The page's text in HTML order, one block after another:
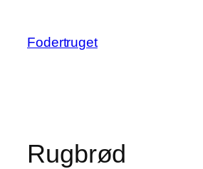
indhold
Fodertruget
Rugbrød